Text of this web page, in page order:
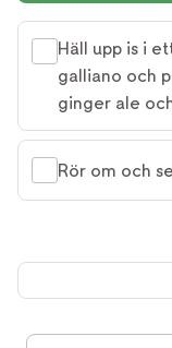
Häll upp is i
galliano och
ginger ale
Rör om och